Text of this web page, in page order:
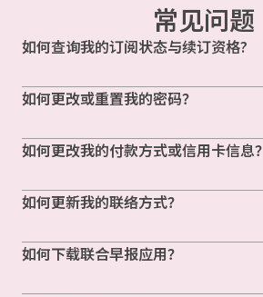
常见问题
如何查询我的订阅状态与续订资格?
如何更改或重置我的密码？
如何更改我的付款方式或信用卡信息？
如何更新我的联络方式？
如何下载联合早报应用？